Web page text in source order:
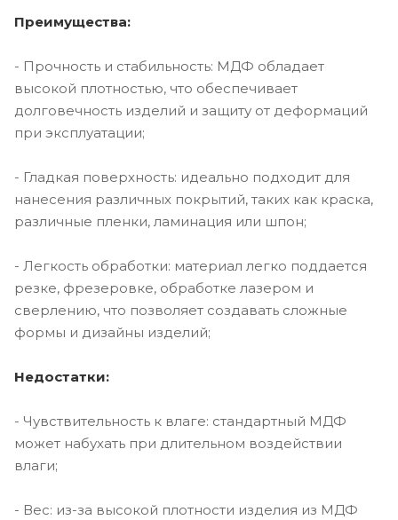
Преимущества:
- Прочность и стабильность: МДФ обладает
высокой плотностью, что обеспечивает
долговечность изделий и защиту от деформаций
при эксплуатации;
- Гладкая поверхность: идеально подходит для
нанесения различных покрытий, таких как краска,
различные пленки, ламинация или шпон;
- Легкость обработки: материал легко поддается
резке, фрезеровке, обработке лазером и
сверлению, что позволяет создавать сложные
формы и дизайны изделий;
Недостатки:
- Чувствительность к влаге: стандартный МДФ
может набухать при длительном воздействии
влаги;
- Вес: из-за высокой плотности изделия из МДФ